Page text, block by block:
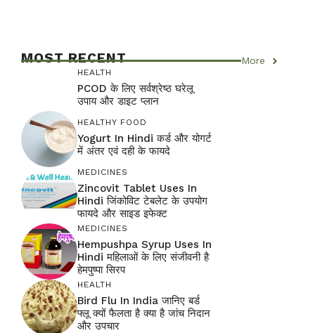
MOST RECENT More
HEALTH
PCOD के लिए सर्वश्रेष्ठ घरेलू
उपाय और डाइट प्लान
HEALTHY FOOD
Yogurt In Hindi कर्ड और योगर्ट
में अंतर एवं दही के फायदे
MEDICINES
Zincovit Tablet Uses In
Hindi जिंकोविट टेबलेट के उपयोग
फायदे और साइड इफेक्ट
MEDICINES
Hempushpa Syrup Uses In
Hindi महिलाओं के लिए संजीवनी है
हेमपुष्पा सिरप
HEALTH
Bird Flu In India जानिए बर्ड
फ्लू क्यों फैलता है क्या है जांच निदान
और उपचार